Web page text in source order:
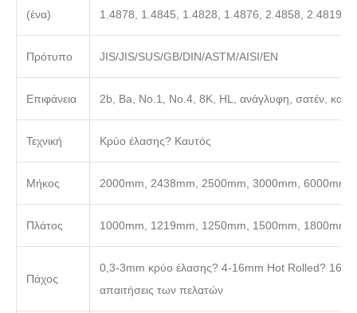
(ένα)
1.4878, 1.4845, 1.4828, 1.4876, 2.4858, 2.4819
Πρότυπο JIS/JIS/SUS/GB/DIN/ASTM/AISI/EN
Επιφάνεια 2b, Ba, No.1, No.4, 8K, HL, ανάγλυφη, σατέν,
Τεχνική Κρύο έλασης? Καυτός
Μήκος 2000mm, 2438mm, 2500mm, 3000mm, 6000mm ή
Πλάτος 1000mm, 1219mm, 1250mm, 1500mm, 1800mm,
Πάχος
0,3-3mm κρύο έλασης? 4-16mm Hot Rolled? 16-
απαιτήσεις των πελατών